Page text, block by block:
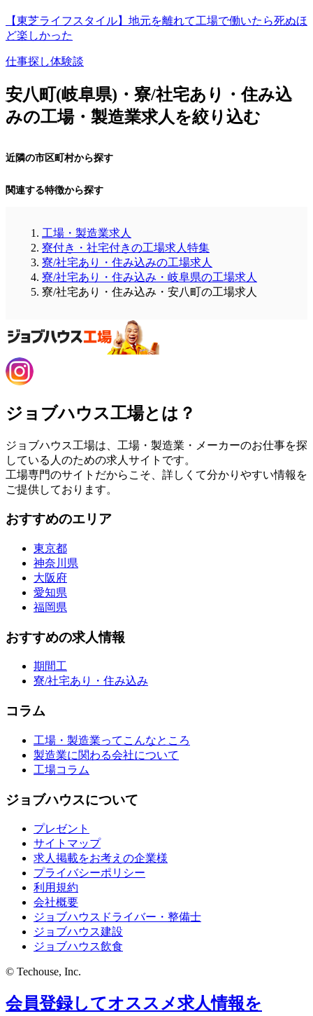
【東芝ライフスタイル】地元を離れて工場で働いたら死ぬほ
ど楽しかった
仕事探し体験談
安八町(岐阜県)・寮/社宅あり・住み込
みの工場・製造業求人を絞り込む
近隣の市区町村から探す
関連する特徴から探す
工場・製造業求人
寮付き・社宅付きの工場求人特集
寮/社宅あり・住み込みの工場求人
寮/社宅あり・住み込み・岐阜県の工場求人
寮/社宅あり・住み込み・安八町の工場求人
ジョブハウス工場とは？
ジョブハウス工場は、工場・製造業・メーカーのお仕事を探
している人のための求人サイトです。
工場専門のサイトだからこそ、詳しくて分かりやすい情報を
ご提供しております。
おすすめのエリア
東京都
神奈川県
大阪府
愛知県
福岡県
おすすめの求人情報
期間工
寮/社宅あり・住み込み
コラム
工場・製造業ってこんなところ
製造業に関わる会社について
工場コラム
ジョブハウスについて
プレゼント
サイトマップ
求人掲載をお考えの企業様
プライバシーポリシー
利用規約
会社概要
ジョブハウスドライバー・整備士
ジョブハウス建設
ジョブハウス飲食
© Techouse, Inc.
会員登録してオススメ求人情報を